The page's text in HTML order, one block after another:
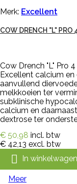
Merk: Excellent
COW DRENCH "L" PRO
Cow Drench "L" Pro
Excellent calcium en
aanvullend
melkkoeien ter
subklinische
calcium en
dextrose ter
€ 50,98 incl. btw
€ 42,13 excl. btw
 In winkelwagen
Meer